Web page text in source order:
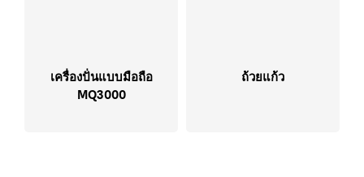
เครื่องปั่นแบบมือถือ
MQ3000
ถ้วยแก้ว